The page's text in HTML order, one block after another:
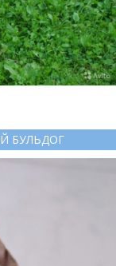
БУЛЬДОГ